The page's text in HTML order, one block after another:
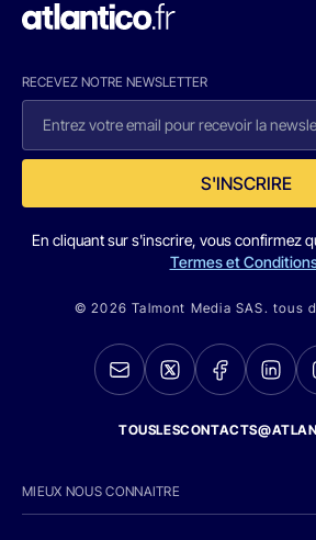
RECEVEZ NOTRE NEWSLETTER
S'INSCRIRE
En cliquant sur s'inscrire, vous confirmez
Termes et
© 2026 Talmont Media SAS. tous
MIEUX NOUS CONNAITRE